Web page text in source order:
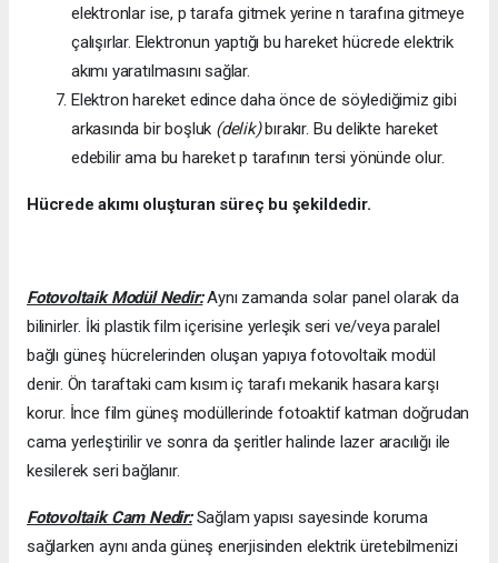
elektronlar ise, p tarafa gitmek yerine n tarafına gitmeye
çalışırlar. Elektronun yaptığı bu hareket hücrede elektrik
akımı yaratılmasını sağlar.
Elektron hareket edince daha önce de söylediğimiz gibi
arkasında bir boşluk (delik)bırakır. Bu delikte hareket
edebilir ama bu hareket p tarafının tersi yönünde olur.
Hücrede akımı oluşturan süreç bu şekildedir.
Fotovoltaik Modül Nedir:Aynı zamanda solar panel olarak da
bilinirler. İki plastik film içerisine yerleşik seri ve/veya paralel
bağlı güneş hücrelerinden oluşan yapıya fotovoltaik modül
denir. Ön taraftaki cam kısım iç tarafı mekanik hasara karşı
korur. İnce film güneş modüllerinde fotoaktif katman doğrudan
cama yerleştirilir ve sonra da şeritler halinde lazer aracılığı ile
kesilerek seri bağlanır.
Fotovoltaik Cam Nedir:Sağlam yapısı sayesinde koruma
sağlarken aynı anda güneş enerjisinden elektrik üretebilmenizi